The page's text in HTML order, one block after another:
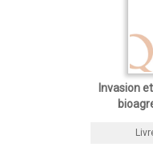
Invasion